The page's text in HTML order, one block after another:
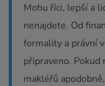
Mohu říci, lepší a
nenajdete. Od
formality a právní
připraveno. Pokud
makléřů